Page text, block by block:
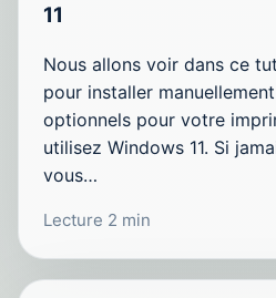
11
Nous allons voir dans ce
pour installer
optionnels pour votre
utilisez Windows 11. Si
vous…
Lecture 2 min